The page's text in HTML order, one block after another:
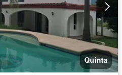
Quinta